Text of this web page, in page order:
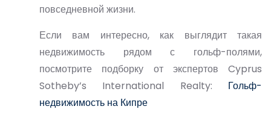
повседневной жизни.
Если вам интересно, как выглядит такая
недвижимость рядом с гольф-полями,
посмотрите подборку от экспертов Cyprus
Sotheby’s International Realty: Гольф-
недвижимость на Кипре